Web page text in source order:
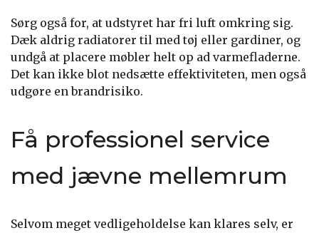
Sørg også for, at udstyret har fri luft omkring sig.
Dæk aldrig radiatorer til med tøj eller gardiner, og
undgå at placere møbler helt op ad varmefladerne.
Det kan ikke blot nedsætte effektiviteten, men også
udgøre en brandrisiko.
Få professionel service
med jævne mellemrum
Selvom meget vedligeholdelse kan klares selv, er